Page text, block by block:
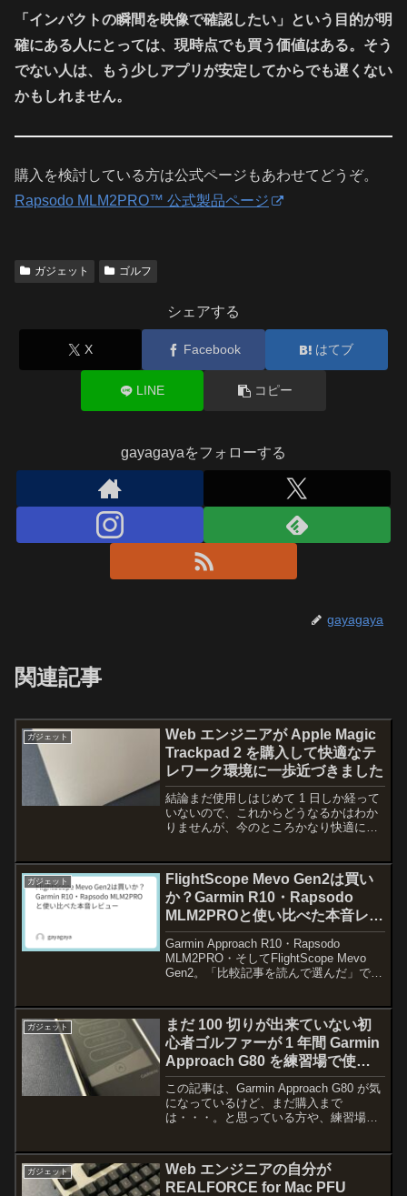
「インパクトの瞬間を映像で確認したい」という目的が明
確にある人にとっては、現時点でも買う価値はある。そう
でない人は、もう少しアプリが安定してからでも遅くない
かもしれません。
購入を検討している方は公式ページもあわせてどうぞ。
Rapsodo MLM2PRO™ 公式製品ページ
ガジェット ゴルフ
シェアする
X Facebook はてブ
LINE コピー
gayagayaをフォローする
gayagaya
関連記事
ガジェット
Web エンジニアが Apple Magic
Trackpad 2 を購入して快適なテ
レワーク環境に一歩近づきました
結論まだ使用しはじめて 1 日しか経って
いないので、これからどうなるかはわか
りませんが、今のところかなり快適にな
売りになっているだけのようなものなの
で、特に新...
ガジェット
FlightScope Mevo Gen2は買い
か？Garmin R10・Rapsodo
MLM2PROと使い比べた本音レビ
ュー
Garmin Approach R10・Rapsodo
MLM2PRO・そしてFlightScope Mevo
Gen2。「比較記事を読んで選んだ」では
ックや計測項目は...
ガジェット
まだ 100 切りが出来ていない初
心者ゴルファーが 1 年間 Garmin
Approach G80 を練習場で使っ
てみたのでレビューしてみた
この記事は、Garmin Approach G80 が気
になっているけど、まだ購入まで
は・・・。と思っている方や、練習場の
えできればと思います。この記事では、
主に練習場...
ガジェット
Web エンジニアの自分が
REALFORCE for Mac PFU